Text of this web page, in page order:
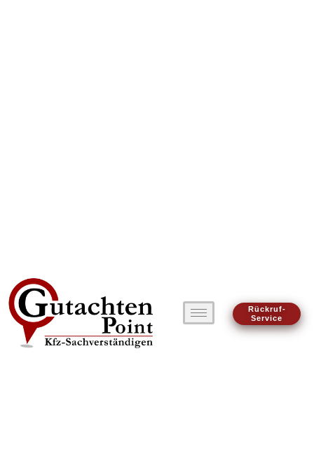
Rückruf-
Service